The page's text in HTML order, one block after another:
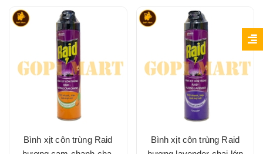
Bình xịt côn trùng Raid
Bình xịt côn trùng Raid